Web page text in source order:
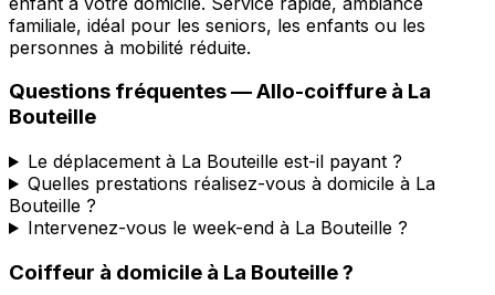
familiale, idéal pour les seniors, les enfants ou les
personnes à mobilité réduite.
Questions fréquentes —Allo-coiffure à La
Bouteille
Le déplacement à La Bouteille est-il payant ?
Quelles prestations réalisez-vous à domicile à La
Bouteille ?
Intervenez-vous le week-end à La Bouteille ?
Coiffeur à domicile à La Bouteille?